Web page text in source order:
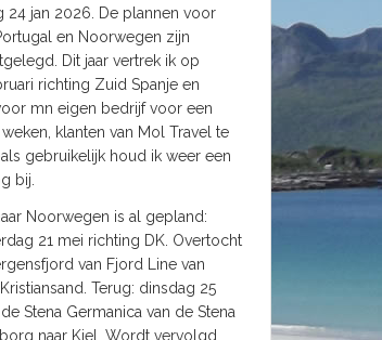
24 jan 2026. De plannen voor
en Noorwegen zijn
Dit jaar vertrek ik op
richting Zuid Spanje en
mn eigen bedrijf voor een
klanten van Mol Travel te
gebruikelijk houd ik weer een
bij.
Noorwegen is al gepland:
21 mei richting DK. Overtocht
van Fjord Line van
Terug: dinsdag 25
Stena Germanica van de Stena
naar Kiel. Wordt vervolgd.